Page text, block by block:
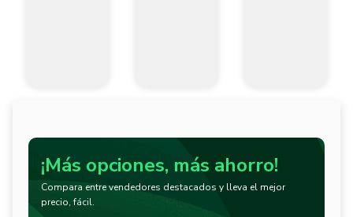
¡Más opciones, más ahorro!
Compara entre vendedores destacados y lleva el mejor
precio, fácil.